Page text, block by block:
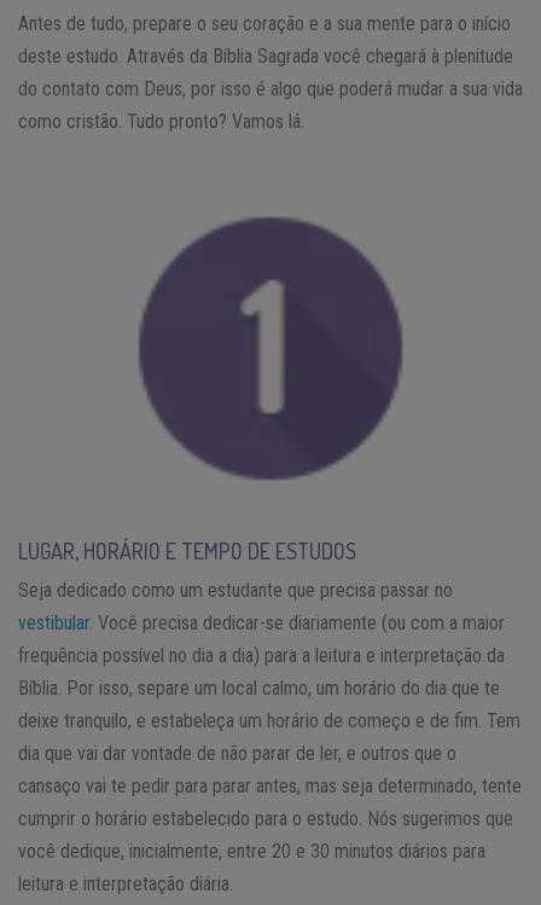
Antes de tudo, prepare o seu coração e a sua mente para o início
deste estudo. Através da Bíblia Sagrada você chegará à plenitude
do contato com Deus, por isso é algo que poderá mudar a sua vida
como cristão. Tudo pronto? Vamos lá.
LUGAR, HORÁRIO E TEMPO DE ESTUDOS
Seja dedicado como um estudante que precisa passar no
vestibular. Você precisa dedicar-se diariamente (ou com a maior
frequência possível no dia a dia) para a leitura e interpretação da
Bíblia. Por isso, separe um local calmo, um horário do dia que te
deixe tranquilo, e estabeleça um horário de começo e de fim. Tem
dia que vai dar vontade de não parar de ler, e outros que o
cansaço vai te pedir para parar antes, mas seja determinado, tente
cumprir o horário estabelecido para o estudo. Nós sugerimos que
você dedique, inicialmente, entre 20 e 30 minutos diários para
leitura e interpretação diária.